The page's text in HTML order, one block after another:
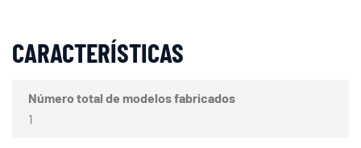
CARACTERÍSTICAS
Número total de modelos fabricados
1